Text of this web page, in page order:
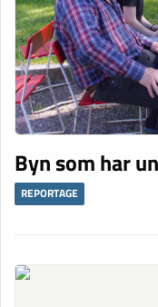
Byn som har
REPORTAGE